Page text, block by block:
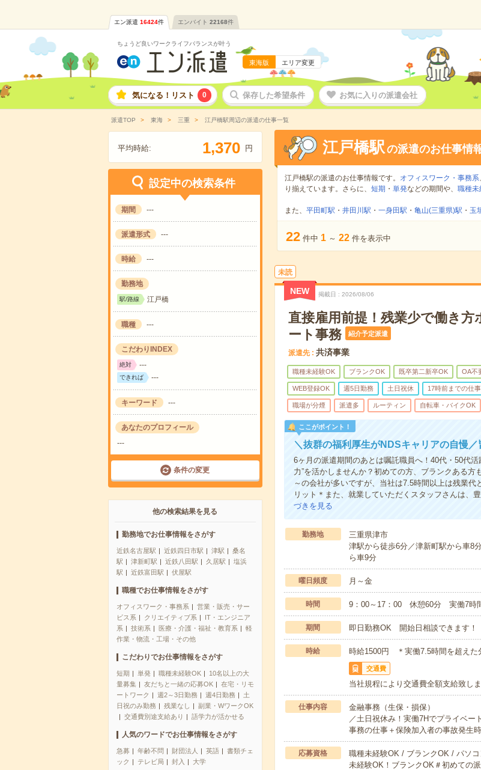
エン派遣 16424件 エンバイト 22168件
ちょうど良いワークライフバランスが叶う
東海版 エリア変更
気になる！リスト 0 保存した希望条件 お気に入りの派遣会社
派遣TOP 東海 三重 江戸橋駅周辺の派遣の仕事一覧
平均時給: 1,370 円
設定中の検索条件
期間 ---
派遣形式 ---
時給 ---
勤務地
駅/路線 江戸橋
職種 ---
こだわりINDEX
絶対 ---
できれば ---
キーワード ---
あなたのプロフィール
---
条件の変更
他の検索結果を見る
勤務地でお仕事情報をさがす
近鉄名古屋駅 近鉄四日市駅 津駅
桑名
駅
津新町駅 近鉄八田駅 久居駅
塩浜
駅
近鉄富田駅 伏屋駅
職種でお仕事情報をさがす
オフィスワーク・事務系
営業・販売・サー
ビス系
クリエイティブ系
IT・エンジニア
系
技術系 医療・介護・福祉・教育系
軽
作業・物流・工場・その他
こだわりでお仕事情報をさがす
短期 単発 職種未経験OK
10名以上の大
量募集
友だちと一緒の応募OK
在宅・リモ
ートワーク
週2～3日勤務 週4日勤務
土
日祝のみ勤務
残業なし
副業・WワークOK
交通費別途支給あり
語学力が活かせる
人気のワードでお仕事情報をさがす
急募 年齢不問 財団法人 英語
書類チェ
ック
テレビ局 封入 大学
江戸橋駅の派遣のお仕事情
江戸橋駅の派遣のお仕事情報です。 オフィスワーク・事務系
り揃えています。さらに、 短期 ・ 単発などの期間や、 職種未
また、 平田町駅 ・ 井田川駅 ・ 一身田駅 ・ 亀山(三重県)駅 ・ 玉
22 件中 1 ～ 22 件を表示中
未読
NEW 掲載日 2026/08/06
直接雇用前提！残業少で働き
ート事務
紹介予定派遣
派遣先 共済事業
職種未経験OK ブランクOK 既卒第二新卒OK OA不
WEB登録OK 週5日勤務 土日祝休 17時前までの仕事
職場が分煙 派遣多 ルーティン 自転車・バイクOK
ここがポイント！
＼抜群の福利厚生がNDSキャリアの自慢／
6ヶ月の派遣期間のあとは嘱託職員へ！40代・50代
力”を活かしませんか？初めての方、ブランクある
～の会社が多いですが、当社は7.5時間以上は残業
リット＊また、就業していただくスタッフさんは
づきを見る
勤務地
三重県津市
津駅から徒歩6分／津新町駅から車8
ら車9分
曜日頻度 月～金
時間 9：00～17：00 休憩60分 実働7時
期間 即日勤務OK 開始日相談できます！
時給 時給1500円 ＊実働7.5時間を超えた
交通費
当社規程により交通費全額支給致しま
仕事内容
金融事務（生保・損保）
／土日祝休み！実働7Hでプライベー
事務の仕事＋保険加入者の事故発生
応募資格
職種未経験OK / ブランクOK / パソ
未経験OK！ブランクOK＃初めての